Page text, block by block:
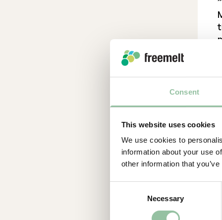
Consent
This website uses cookies
We use cookies to
information about your use
other information that
Necessary